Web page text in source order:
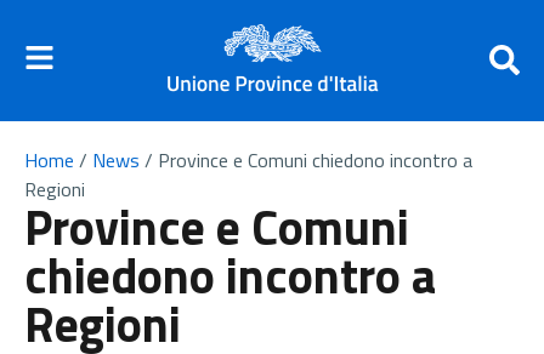
Home / News / Province e Comuni chiedono incontro a
Regioni
Province e Comuni
chiedono incontro a
Regioni